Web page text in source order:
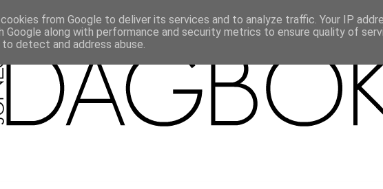
from Google to deliver its services and to analyze traffic. Your IP
Google along with performance and security metrics to ensure quality of
detect and address abuse.